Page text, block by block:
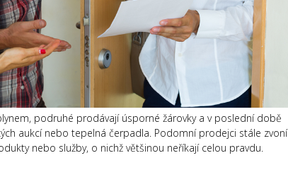
podruhé prodávají úsporné žárovky a v poslední době
aukcí nebo tepelná čerpadla. Podomní prodejci stále zvoní
nebo služby, o nichž většinou neříkají celou pravdu.